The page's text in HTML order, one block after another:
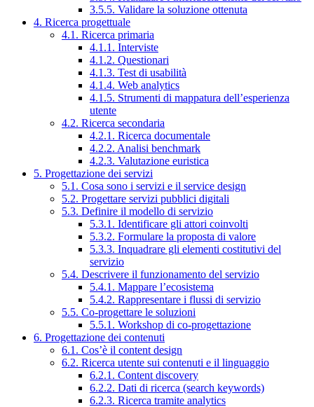
3.5.5. Validare la soluzione ottenuta
4. Ricerca progettuale
4.1. Ricerca primaria
4.1.1. Interviste
4.1.2. Questionari
4.1.3. Test di usabilità
4.1.4. Web analytics
4.1.5. Strumenti di mappatura dell’esperienza
utente
4.2. Ricerca secondaria
4.2.1. Ricerca documentale
4.2.2. Analisi benchmark
4.2.3. Valutazione euristica
5. Progettazione dei servizi
5.1. Cosa sono i servizi e il service design
5.2. Progettare servizi pubblici digitali
5.3. Definire il modello di servizio
5.3.1. Identificare gli attori coinvolti
5.3.2. Formulare la proposta di valore
5.3.3. Inquadrare gli elementi costitutivi del
servizio
5.4. Descrivere il funzionamento del servizio
5.4.1. Mappare l’ecosistema
5.4.2. Rappresentare i flussi di servizio
5.5. Co-progettare le soluzioni
5.5.1. Workshop di co-progettazione
6. Progettazione dei contenuti
6.1. Cos’è il content design
6.2. Ricerca utente sui contenuti e il linguaggio
6.2.1. Content discovery
6.2.2. Dati di ricerca (search keywords)
6.2.3. Ricerca tramite analytics